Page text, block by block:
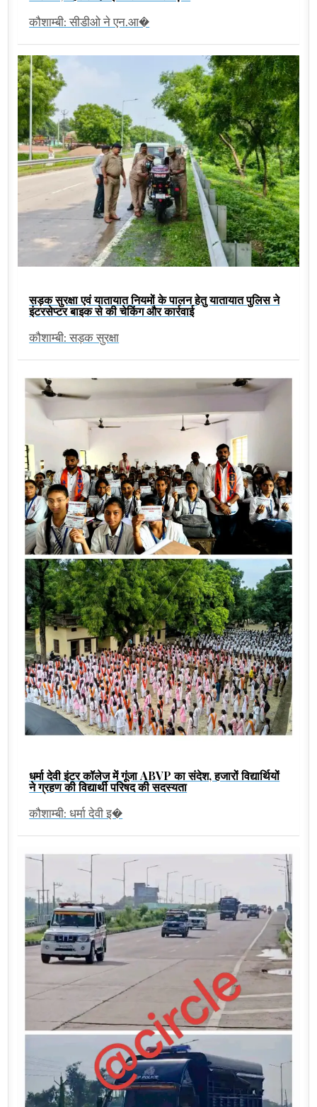
कौशाम्बी: सीडीओ ने एन.आ�
सड़क सुरक्षा एवं यातायात नियमों के पालन हेतु यातायात पुलिस ने
इंटरसेप्टर बाइक से की चेकिंग और कार्रवाई
कौशाम्बी: सड़क सुरक्षा
धर्मा देवी इंटर कॉलेज में गूंजा ABVP का संदेश, हजारों विद्यार्थियों
ने ग्रहण की विद्यार्थी परिषद की सदस्यता
कौशाम्बी: धर्मा देवी इ�